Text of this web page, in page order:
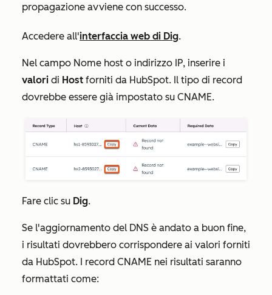
propagazione avviene con successo.
Accedere all'interfaccia web di Dig.
Nel campo Nome host o indirizzo IP, inserire i
valori di Host forniti da HubSpot. Il tipo di record
dovrebbe essere già impostato su CNAME.
Fare clic su Dig.
Se l'aggiornamento del DNS è andato a buon fine,
i risultati dovrebbero corrispondere ai valori forniti
da HubSpot. I record CNAME nei risultati saranno
formattati come: